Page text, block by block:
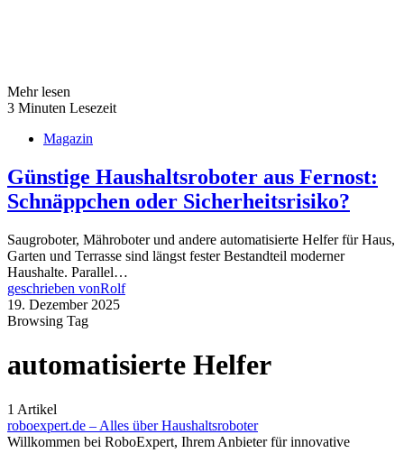
Mehr lesen
3 Minuten Lesezeit
Magazin
Günstige Haushaltsroboter aus Fernost:
Schnäppchen oder Sicherheitsrisiko?
Saugroboter, Mähroboter und andere automatisierte Helfer für Haus,
Garten und Terrasse sind längst fester Bestandteil moderner
Haushalte. Parallel…
geschrieben vonRolf
19. Dezember 2025
Browsing Tag
automatisierte Helfer
1 Artikel
roboexpert.de – Alles über Haushaltsroboter
Willkommen bei RoboExpert, Ihrem Anbieter für innovative